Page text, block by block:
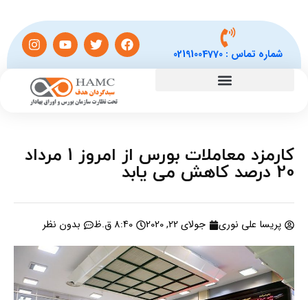
شماره تماس :02191004770
کارمزد معاملات بورس از امروز 1 مرداد
20 درصد کاهش می یابد
پریسا علی نوری جولای 22, 2020 8:40 ق.ظ بدون نظر